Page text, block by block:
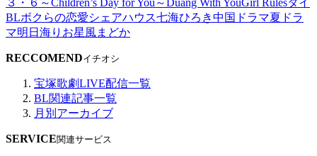
３・６～Children’s Day for You～Duang With YouGirl Rulesタイ
BLボクらの恋愛シェアハウス七海ひろき中国ドラマ夏ドラ
マ明日海りお星風まどか
RECCOMENDイチオシ
宝塚歌劇LIVE配信一覧
BL関連記事一覧
月別アーカイブ
SERVICE関連サービス